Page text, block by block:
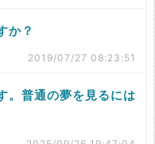
か？
2019/07/27 08:23:51
。普通の夢を見るには